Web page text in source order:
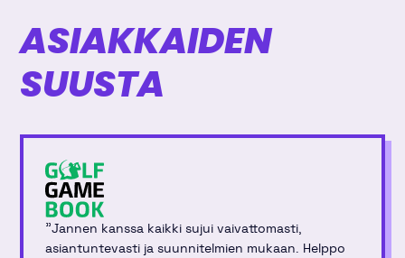
ASIAKKAIDEN
SUUSTA
"Jannen kanssa kaikki sujui vaivattomasti,
asiantuntevasti ja suunnitelmien mukaan. Helppo